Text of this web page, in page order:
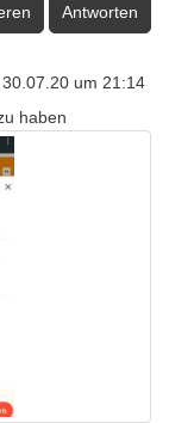
Antworten
30.07.20 um 21:14
haben